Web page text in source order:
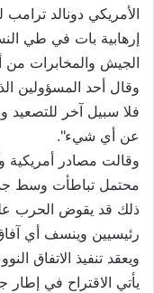
الأمريكي دونالد
إرهابية بات في طي
الجيش والمخابرات من
وقال أحد المسؤولين
فلا سبيل آخر للتصعيد
عن أي شيء".
وقالت مصادر أمريكية
محتمل تباطأت وسط
ذلك قد يقوض الحرب
رئيسيين وينسف أي آفاق
ويعقد تنفيذ الاتفاق
يأتي الاقتراح في إطار